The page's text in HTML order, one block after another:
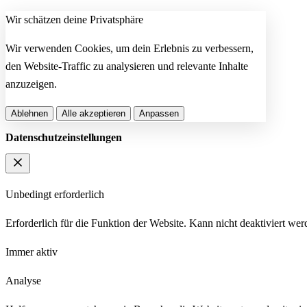
Wir schätzen deine Privatsphäre
Wir verwenden Cookies, um dein Erlebnis zu verbessern,
den Website-Traffic zu analysieren und relevante Inhalte
anzuzeigen.
Ablehnen Alle akzeptieren Anpassen
Datenschutzeinstellungen
Unbedingt erforderlich
Erforderlich für die Funktion der Website. Kann nicht deaktiviert
Immer aktiv
Analyse